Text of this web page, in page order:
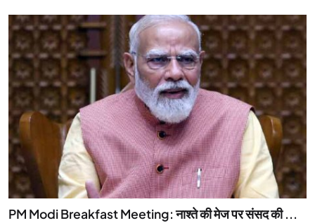
PM Modi Breakfast Meeting: नाश्ते की मेज पर संसद की ...